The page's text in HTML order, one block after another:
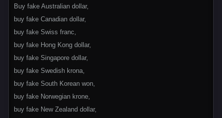
Buy fake Australian dollar,
buy fake Canadian dollar,
buy fake Swiss franc,
buy fake Hong Kong dollar,
buy fake Singapore dollar,
buy fake Swedish krona,
buy fake South Korean won,
buy fake Norwegian krone,
buy fake New Zealand dollar,